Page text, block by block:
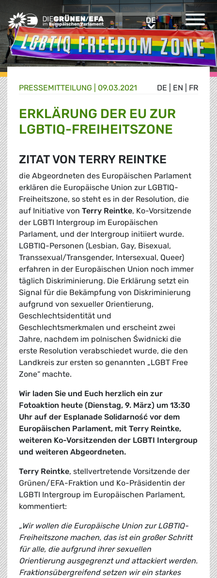
Greens/EFA Home DEDE
DE EN FR
PRESSE­MITTEILUNG 09.03.2021
ERKLÄRUNG DER EU ZUR
LGBTIQ-FREIHEITSZONE
ZITAT VON TERRY REINTKE
die Abgeordneten des Europäischen Parlament
erklären die Europäische Union zur LGBTIQ-
Freiheitszone, so steht es in der Resolution, die
auf Initiative von Terry Reintke, Ko-Vorsitzende
der LGBTI Intergroup im Europäischen
Parlament, und der Intergroup initiiert wurde.
LGBTIQ-Personen (Lesbian, Gay, Bisexual,
Transsexual/Transgender, Intersexual, Queer)
erfahren in der Europäischen Union noch immer
täglich Diskriminierung. Die Erklärung setzt ein
Signal für die Bekämpfung von Diskriminierung
aufgrund von sexueller Orientierung,
Geschlechtsidentität und
Geschlechtsmerkmalen und erscheint zwei
Jahre, nachdem im polnischen Świdnicki die
erste Resolution verabschiedet wurde, die den
Landkreis zur ersten so genannten „LGBT Free
Zone“ machte.
Wir laden Sie und Euch herzlich ein zur
Fotoaktion heute (Dienstag, 9. März) um 13:30
Uhr auf der Esplanade Solidarność vor dem
Europäischen Parlament, mit Terry Reintke,
weiteren Ko-Vorsitzenden der LGBTI Intergroup
und weiteren Abgeordneten.
Terry Reintke, stellvertretende Vorsitzende der
Grünen/EFA-Fraktion und Ko-Präsidentin der
LGBTI Intergroup im Europäischen Parlament,
kommentiert:
„Wir wollen die Europäische Union zur LGBTIQ-
Freiheitszone machen, das ist ein großer Schritt
für alle, die aufgrund ihrer sexuellen
Orientierung ausgegrenzt und attackiert werden.
Fraktionsübergreifend setzen wir ein starkes